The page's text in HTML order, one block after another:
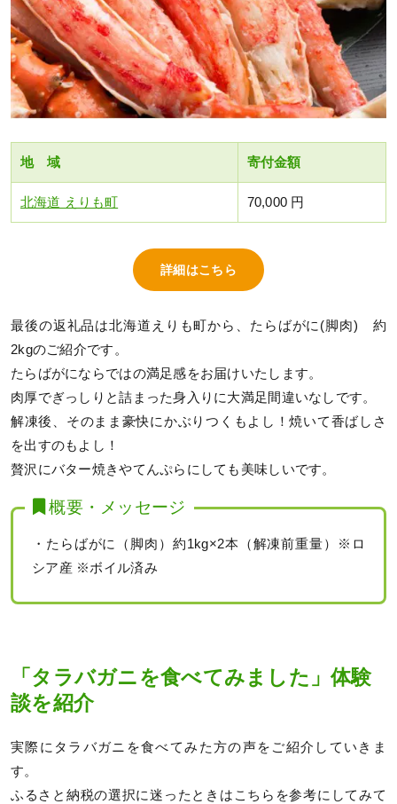
地 域 寄付金額
北海道 えりも町 70,000 円
詳細はこちら
最後の返礼品は北海道えりも町から、たらばがに(脚肉) 約
2kgのご紹介です。
たらばがにならではの満足感をお届けいたします。
肉厚でぎっしりと詰まった身入りに大満足間違いなしです。
解凍後、そのまま豪快にかぶりつくもよし！焼いて香ばしさ
を出すのもよし！
贅沢にバター焼きやてんぷらにしても美味しいです。
概要・メッセージ
・たらばがに（脚肉）約1kg×2本（解凍前重量）※ロ
シア産 ※ボイル済み
「タラバガニを食べてみました」体験
談を紹介
実際にタラバガニを食べてみた方の声をご紹介していきま
す。
ふるさと納税の選択に迷ったときはこちらを参考にしてみて